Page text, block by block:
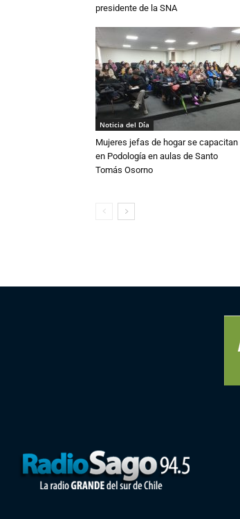
presidente de la SNA
Noticia del Día
Mujeres jefas de hogar se capacitan
en Podología en aulas de Santo
Tomás Osorno